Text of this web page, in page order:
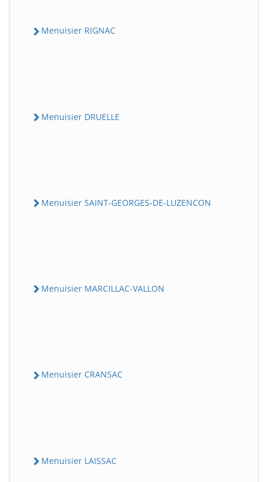
Menuisier RIGNAC
Menuisier DRUELLE
Menuisier SAINT-GEORGES-DE-LUZENCON
Menuisier MARCILLAC-VALLON
Menuisier CRANSAC
Menuisier LAISSAC